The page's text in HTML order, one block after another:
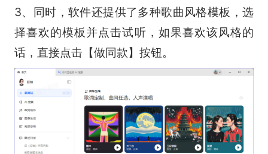
3、同时，软件还提供了多种歌曲风格模板，选
择喜欢的模板并点击试听，如果喜欢该风格的
话，直接点击【做同款】按钮。